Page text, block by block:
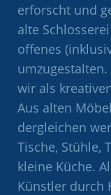
erforscht und
alte
offenes
wir als
Aus alten
dergleichen
Tische, Stühle,
kleine Küche.
Künstler durch